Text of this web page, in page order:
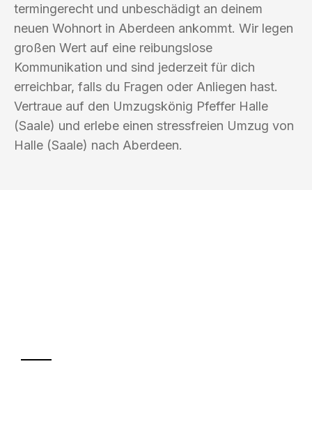
termingerecht und unbeschädigt an deinem
neuen Wohnort in Aberdeen ankommt. Wir legen
großen Wert auf eine reibungslose
Kommunikation und sind jederzeit für dich
erreichbar, falls du Fragen oder Anliegen hast.
Vertraue auf den Umzugskönig Pfeffer Halle
(Saale) und erlebe einen stressfreien Umzug von
Halle (Saale) nach Aberdeen.